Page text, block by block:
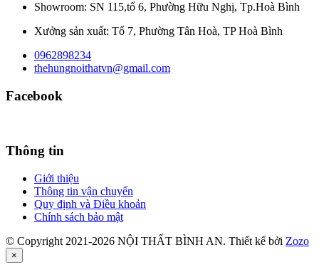
Showroom: SN 115,tổ 6, Phường Hữu Nghị, Tp.Hoà Bình
Xưởng sản xuất: Tổ 7, Phường Tân Hoà, TP Hoà Bình
0962898234
thehungnoithatvn@gmail.com
Facebook
Thông tin
Giới thiệu
Thông tin vận chuyển
Quy định và Điều khoản
Chính sách bảo mật
© Copyright 2021-2026 NỘI THẤT BÌNH AN. Thiết kế bởi Zozo
×